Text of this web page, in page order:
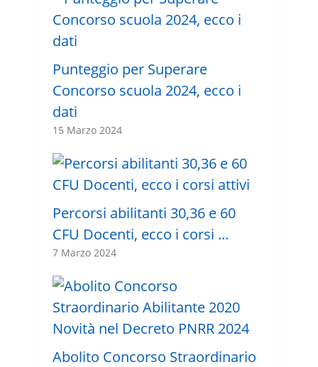
Punteggio per Superare
Concorso scuola 2024, ecco i
dati
15 Marzo 2024
Percorsi abilitanti 30,36 e 60
CFU Docenti, ecco i corsi …
7 Marzo 2024
Abolito Concorso Straordinario